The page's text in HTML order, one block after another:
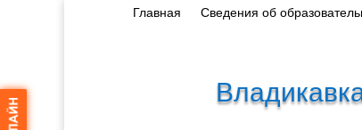
Главная Сведения об